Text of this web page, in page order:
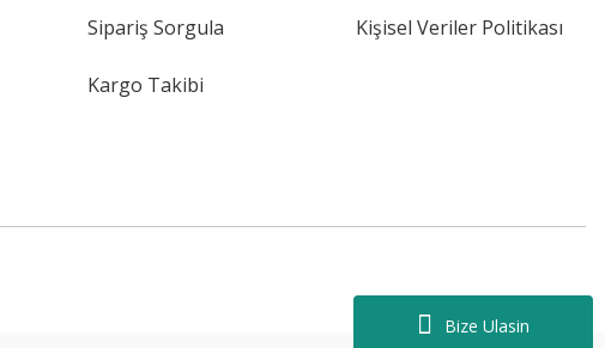
Bize Ulasin
Sipariş Sorgula
Kargo Takibi
Kişisel Veriler Politikası